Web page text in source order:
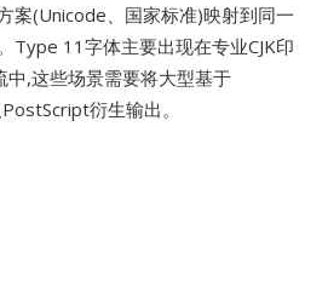
案(Unicode、国家标准)映射到同一
Type 11字体主要出现在专业CJK印
中,这些场景需要将大型基于
衍生输出。